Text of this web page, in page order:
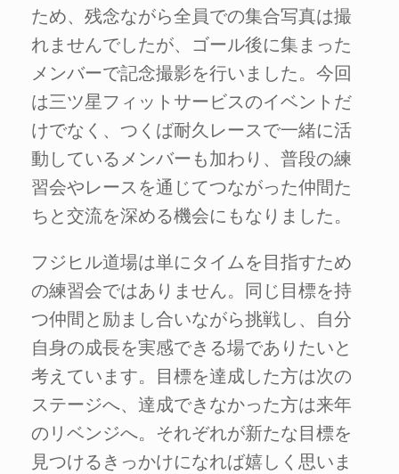
ため、残念ながら全員での集合写真は撮
れませんでしたが、ゴール後に集まった
メンバーで記念撮影を行いました。今回
は三ツ星フィットサービスのイベントだ
けでなく、つくば耐久レースで一緒に活
動しているメンバーも加わり、普段の練
習会やレースを通じてつながった仲間た
ちと交流を深める機会にもなりました。
フジヒル道場は単にタイムを目指すため
の練習会ではありません。同じ目標を持
つ仲間と励まし合いながら挑戦し、自分
自身の成長を実感できる場でありたいと
考えています。目標を達成した方は次の
ステージへ、達成できなかった方は来年
のリベンジへ。それぞれが新たな目標を
見つけるきっかけになれば嬉しく思いま